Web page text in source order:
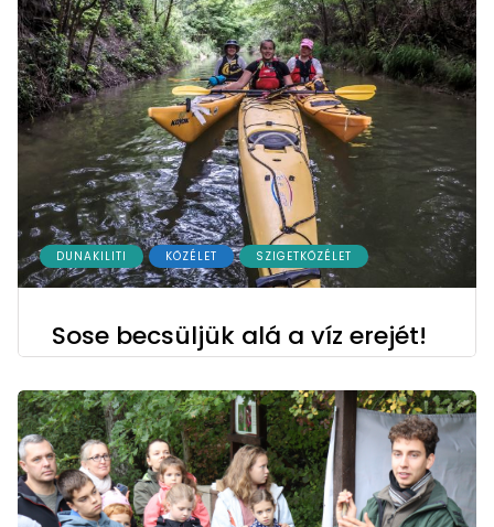
DUNAKILITI KÖZÉLET SZIGETKÖZÉLET
Sose becsüljük alá a víz erejét!